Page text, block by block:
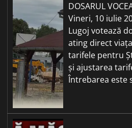
DOSARUL
Vineri, 10 iulie
Lugoj votează
ating direct
tarifele pentru
și ajustarea
Întrebarea este